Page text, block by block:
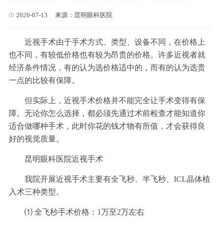
2020-07-13 来源：昆明眼科医院
近视手术由于手术方式、类型、设备不同，在价格上
也不同，有较低价格也有较为昂贵的价格。许多近视者就
经济条件情况，有的认为选价格适中的，而有的认为选贵
一点的比较有保障。
但实际上，近视手术价格并不能完全让手术变得有保
障。无论你怎么选择，都必须先通过术前检查才能知道你
适合做哪种手术，此时你花的钱才物有所值，才会获得良
好的视觉质量。
昆明眼科医院近视手术
我院开展近视手术主要有全飞秒、半飞秒、ICL晶体植
入术三种类型。
⑴ 全飞秒手术价格：1万至2万左右